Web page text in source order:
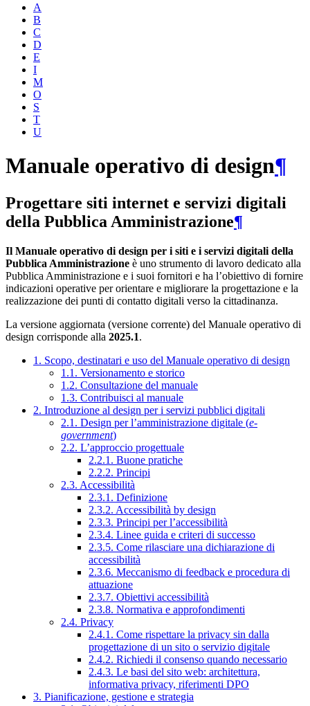
A
B
C
D
E
I
M
O
S
T
U
Manuale operativo di design¶
Progettare siti internet e servizi digitali
della Pubblica Amministrazione¶
Il Manuale operativo di design per i siti e i servizi digitali della
Pubblica Amministrazione è uno strumento di lavoro dedicato alla
Pubblica Amministrazione e i suoi fornitori e ha l’obiettivo di fornire
indicazioni operative per orientare e migliorare la progettazione e la
realizzazione dei punti di contatto digitali verso la cittadinanza.
La versione aggiornata (versione corrente) del Manuale operativo di
design corrisponde alla 2025.1.
1. Scopo, destinatari e uso del Manuale operativo di design
1.1. Versionamento e storico
1.2. Consultazione del manuale
1.3. Contribuisci al manuale
2. Introduzione al design per i servizi pubblici digitali
2.1. Design per l’amministrazione digitale (e-
government)
2.2. L’approccio progettuale
2.2.1. Buone pratiche
2.2.2. Principi
2.3. Accessibilità
2.3.1. Definizione
2.3.2. Accessibilità by design
2.3.3. Principi per l’accessibilità
2.3.4. Linee guida e criteri di successo
2.3.5. Come rilasciare una dichiarazione di
accessibilità
2.3.6. Meccanismo di feedback e procedura di
attuazione
2.3.7. Obiettivi accessibilità
2.3.8. Normativa e approfondimenti
2.4. Privacy
2.4.1. Come rispettare la privacy sin dalla
progettazione di un sito o servizio digitale
2.4.2. Richiedi il consenso quando necessario
2.4.3. Le basi del sito web: architettura,
informativa privacy, riferimenti DPO
3. Pianificazione, gestione e strategia